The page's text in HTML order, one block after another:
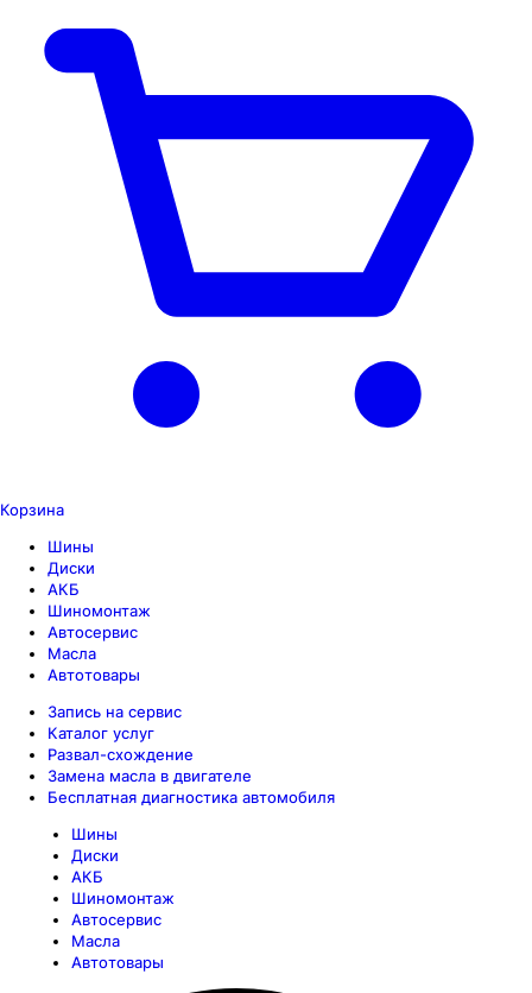
Корзина
Шины
Диски
АКБ
Шиномонтаж
Автосервис
Масла
Автотовары
Запись на сервис
Каталог услуг
Развал-схождение
Замена масла в двигателе
Бесплатная диагностика автомобиля
Шины
Диски
АКБ
Шиномонтаж
Автосервис
Масла
Автотовары